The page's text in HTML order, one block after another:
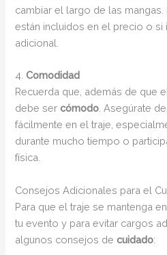
cambiar el largo de las
están incluidos en el precio o si
adicional.
4.Comodidad
Recuerda que, además de que
debe sercómodo . Asegúrate
fácilmente en el traje,
durante mucho tiempo o
física.
Consejos Adicionales para el
Para que el traje se mantenga
tu evento y para evitar cargos
algunos consejos decuidado: